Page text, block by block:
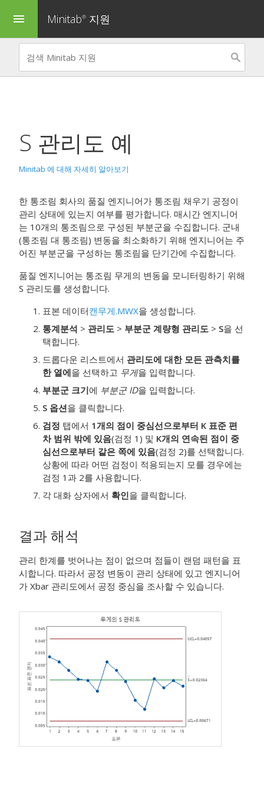
menu Minitab® 지원
S 관리도 예
Minitab 에 대해 자세히 알아보기
한 통조림 회사의 품질 엔지니어가 통조림 채우기 공정이
관리 상태에 있는지 여부를 평가합니다. 매시간 엔지니어
는 10개의 통조림으로 구성된 부분군을 수집합니다. 군내
(통조림 대 통조림) 변동을 최소화하기 위해 엔지니어는 주
어진 부분군을 구성하는 통조림을 단기간에 수집합니다.
품질 엔지니어는 통조림 무게의 변동을 모니터링하기 위해
S 관리도를 생성합니다.
표본 데이터캔무게.MWX을 생성합니다.
통계분석 > 관리도 > 부분군 계량형 관리도 > S을 선
택합니다.
드롭다운 리스트에서 관리도에 대한 모든 관측치를
한 열에을 선택하고 무게을 입력합니다.
부분군 크기에 부분군 ID을 입력합니다.
S 옵션을 클릭합니다.
검정 탭에서 1개의 점이 중심선으로부터 K 표준 편
차 범위 밖에 있음(검정 1) 및 K개의 연속된 점이 중
심선으로부터 같은 쪽에 있음(검정 2)를 선택합니다.
상황에 따라 어떤 검정이 적용되는지 모를 경우에는
검정 1과 2를 사용합니다.
각 대화 상자에서 확인을 클릭합니다.
결과 해석
관리 한계를 벗어나는 점이 없으며 점들이 랜덤 패턴을 표
시합니다. 따라서 공정 변동이 관리 상태에 있고 엔지니어
가 Xbar 관리도에서 공정 중심을 조사할 수 있습니다.